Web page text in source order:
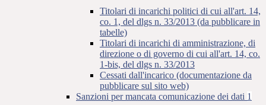
Titolari di incarichi politici di cui all'art. 14,
co. 1, del dlgs n. 33/2013 (da pubblicare in
tabelle)
Titolari di incarichi di amministrazione, di
direzione o di governo di cui all'art. 14, co.
1-bis, del dlgs n. 33/2013
Cessati dall'incarico (documentazione da
pubblicare sul sito web)
Sanzioni per mancata comunicazione dei dati 1